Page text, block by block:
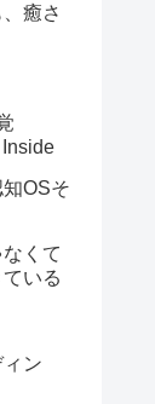
癒さ
OSそ
くて
ている
ン